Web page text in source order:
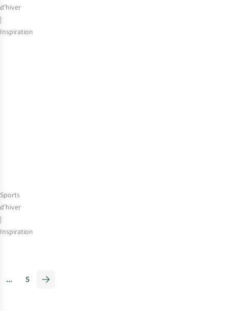
d'hiver
|
Inspiration
Sports
d'hiver
|
Inspiration
... 5